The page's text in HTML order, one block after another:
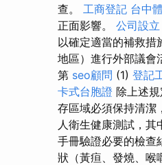
查。 工商登記 台中
正面影響。 公司設立
以確定適當的補救措
地區）進行外部議會
第 seo顧問 (1) 登記
卡式台胞證 除上述
存區域必須保持清潔
人衛生健康測試，其
手冊驗證必要的檢查
狀（黃疸、發燒、喉